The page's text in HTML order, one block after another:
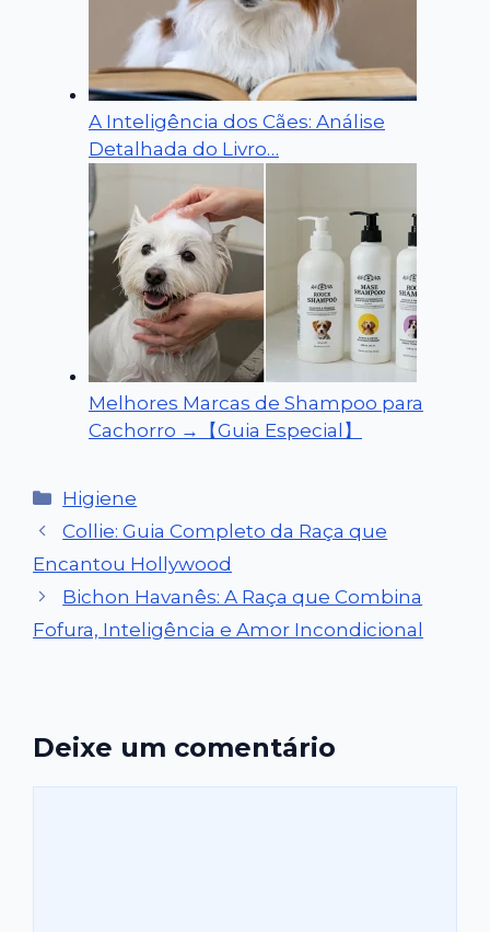
A Inteligência dos Cães: Análise
Detalhada do Livro…
Melhores Marcas de Shampoo para
Cachorro →【Guia Especial】
Categorias
Higiene
Collie: Guia Completo da Raça que
Encantou Hollywood
Bichon Havanês: A Raça que Combina
Fofura, Inteligência e Amor Incondicional
Deixe um comentário